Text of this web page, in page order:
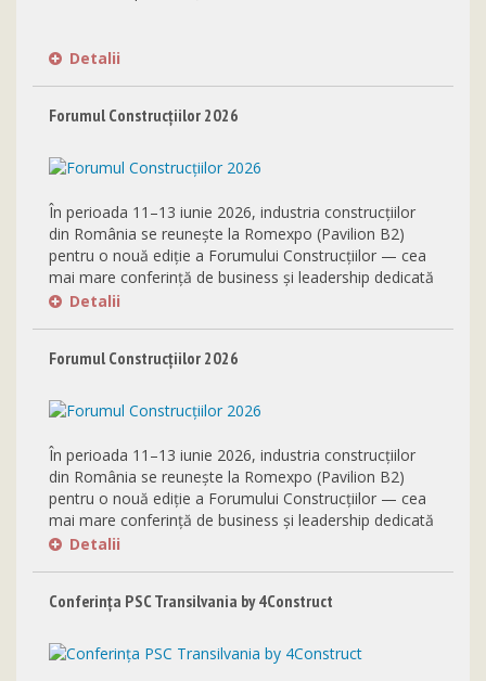
Detalii
Forumul Construcțiilor 2026
În perioada 11–13 iunie 2026, industria construcțiilor
din România se reunește la Romexpo (Pavilion B2)
pentru o nouă ediție a Forumului Construcțiilor — cea
mai mare conferință de business și leadership dedicată
sectorului din Europa Centrală și de Est.
Detalii
Forumul Construcțiilor 2026
În perioada 11–13 iunie 2026, industria construcțiilor
din România se reunește la Romexpo (Pavilion B2)
pentru o nouă ediție a Forumului Construcțiilor — cea
mai mare conferință de business și leadership dedicată
sectorului din Europa Centrală și de Est.
Detalii
Conferința PSC Transilvania by 4Construct